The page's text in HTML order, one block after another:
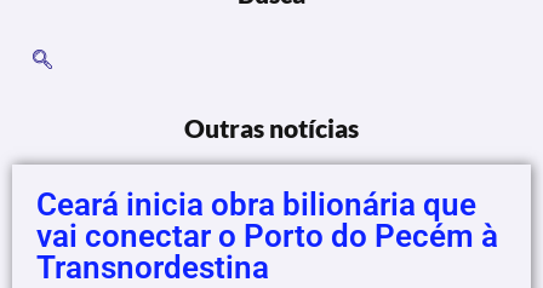
Outras notícias
Ceará inicia obra bilionária que
vai conectar o Porto do Pecém à
Transnordestina